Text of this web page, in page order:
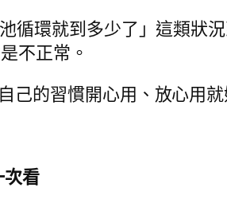
循環就到多少了」這類狀
不正常。
的習慣開心用、放心用
看